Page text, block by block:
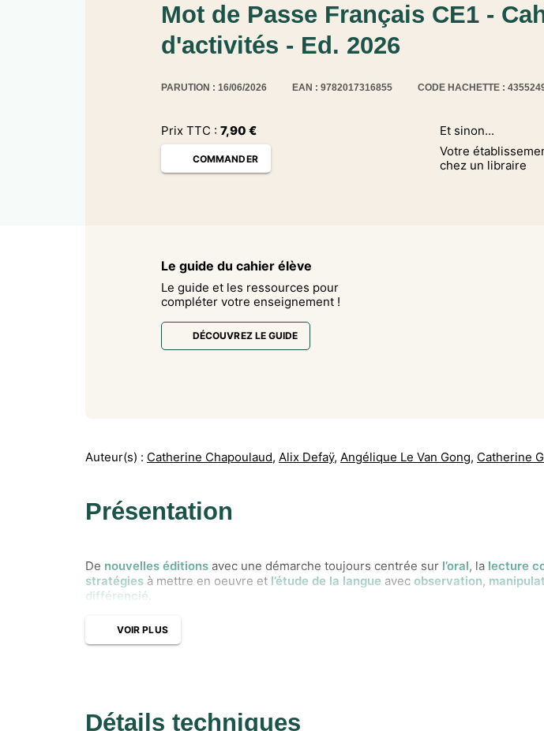
Mot de Passe Français CE1 -
d'activités - Ed. 2026
PARUTION : 16/06/2026 EAN : 9782017316855 CODE HACHETTE :
Prix TTC : 7,90 €
COMMANDER
Et sinon...
Votre
chez un libraire
Le guide du cahier élève
Le guide et les ressources pour
compléter votre enseignement !
DÉCOUVREZ LE GUIDE
Auteur(s) : Catherine Chapoulaud, Alix Defaÿ, Angélique Le Van Gong, Catherine
Présentation
De nouvelles éditions avec une démarche toujours centrée sur l’oral, la lecture
stratégies à mettre en oeuvre et l’étude de la langue avec observation,
différencié
VOIR PLUS
Détails techniques